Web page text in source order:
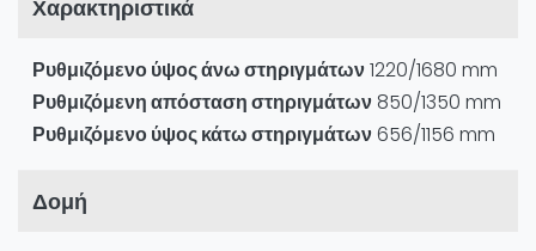
Χαρακτηριστικά
Ρυθμιζόμενο ύψος άνω στηριγμάτων1220/1680 mm
Ρυθμιζόμενη απόσταση στηριγμάτων850/1350 mm
Ρυθμιζόμενο ύψος κάτω στηριγμάτων656/1156 mm
Δομή